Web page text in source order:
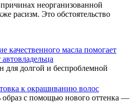
неорганизованной
расизм. Это обстоятельство
качественного масла помогает
для долгой и беспроблемной
к окрашиванию волос
образ с помощью нового оттенка —